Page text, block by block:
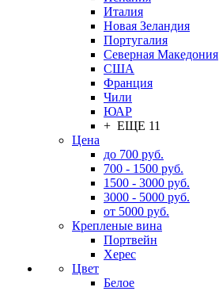
Италия
Новая Зеландия
Португалия
Северная Македония
США
Франция
Чили
ЮАР
+ ЕЩЕ 11
Цена
до 700 руб.
700 - 1500 руб.
1500 - 3000 руб.
3000 - 5000 руб.
от 5000 руб.
Крепленые вина
Портвейн
Херес
Цвет
Белое